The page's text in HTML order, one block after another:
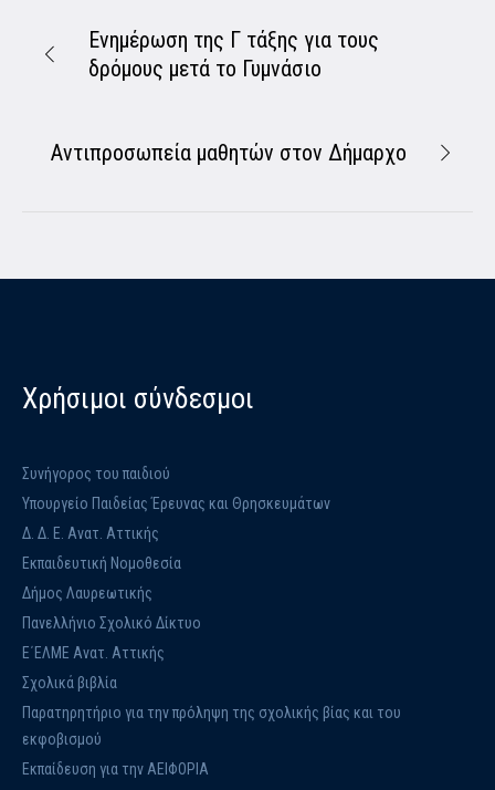
Ενημέρωση της Γ τάξης για τους
δρόμους μετά το Γυμνάσιο
Αντιπροσωπεία μαθητών στον Δήμαρχο
Χρήσιμοι σύνδεσμοι
Συνήγορος του παιδιού
Υπουργείο Παιδείας Έρευνας και Θρησκευμάτων
Δ. Δ. Ε. Ανατ. Αττικής
Εκπαιδευτική Νομοθεσία
Δήμος Λαυρεωτικής
Πανελλήνιο Σχολικό Δίκτυο
Ε΄ΕΛΜΕ Ανατ. Αττικής
Σχολικά βιβλία
Παρατηρητήριο για την πρόληψη της σχολικής βίας και του
εκφοβισμού
Εκπαίδευση για την ΑΕΙΦΟΡΙΑ